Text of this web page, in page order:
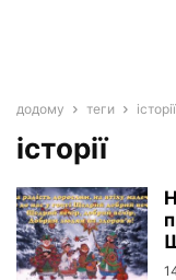
додому теги історії
історії